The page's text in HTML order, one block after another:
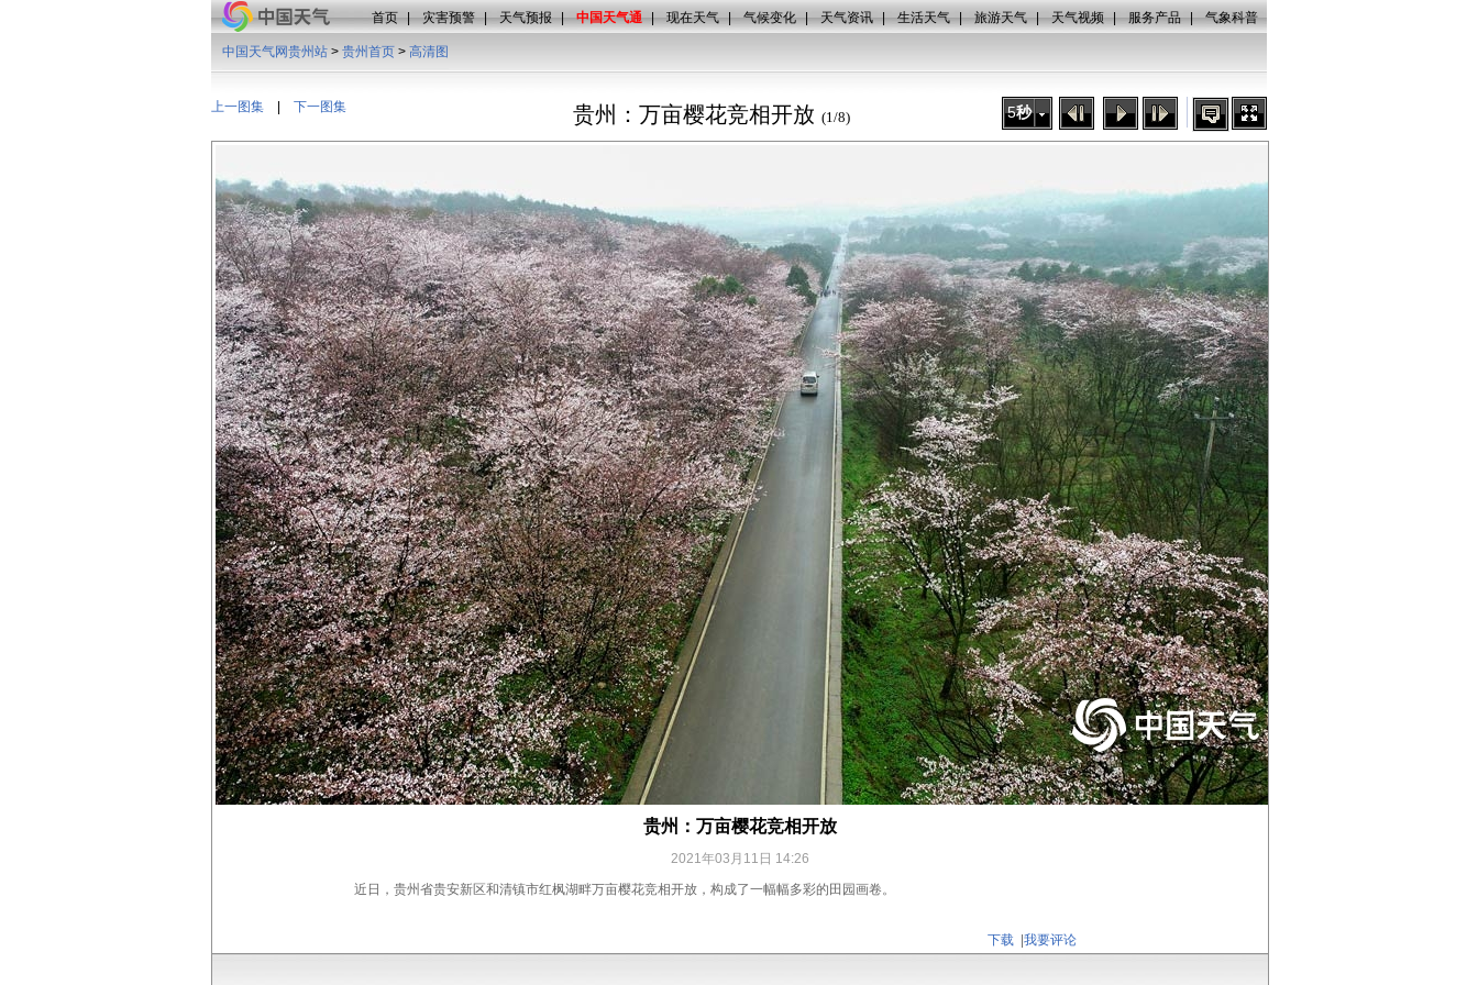
首页 | 灾害预警 | 天气预报 | 中国天气通 | 现在天气 | 气候变化 | 天气资讯 | 生活天气 | 旅游天气 | 天气视频 | 服务产品 | 气象科普
上一图集 下一图集
中国天气网贵州站 > 贵州首页 > 高清图
贵州：万亩樱花竞相开放 (1/8) 5秒
贵州：万亩樱花竞相开放
2021年03月11日 14:26
近日，贵州省贵安新区和清镇市红枫湖畔万亩樱花竞相开放，构成了一幅幅多彩的田园画卷。
下载 我要评论